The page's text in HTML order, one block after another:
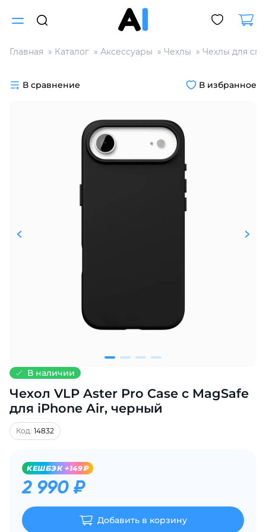
Главная Каталог Аксессуары Чехлы Чехлы для
В наличии
Чехол VLP Aster Pro Case с MagSafe
для iPhone Air, черный
Код: 14832
KЕШБЭК +149₽
2 990 ₽
Добавить в корзину
В сравнение В избранное
Разбейте
на части
без переплат
График платежей
25
% картой любого банка
Получайте товар
выбранный способом
списываться
по25%каждые 2 недели
Подробнее